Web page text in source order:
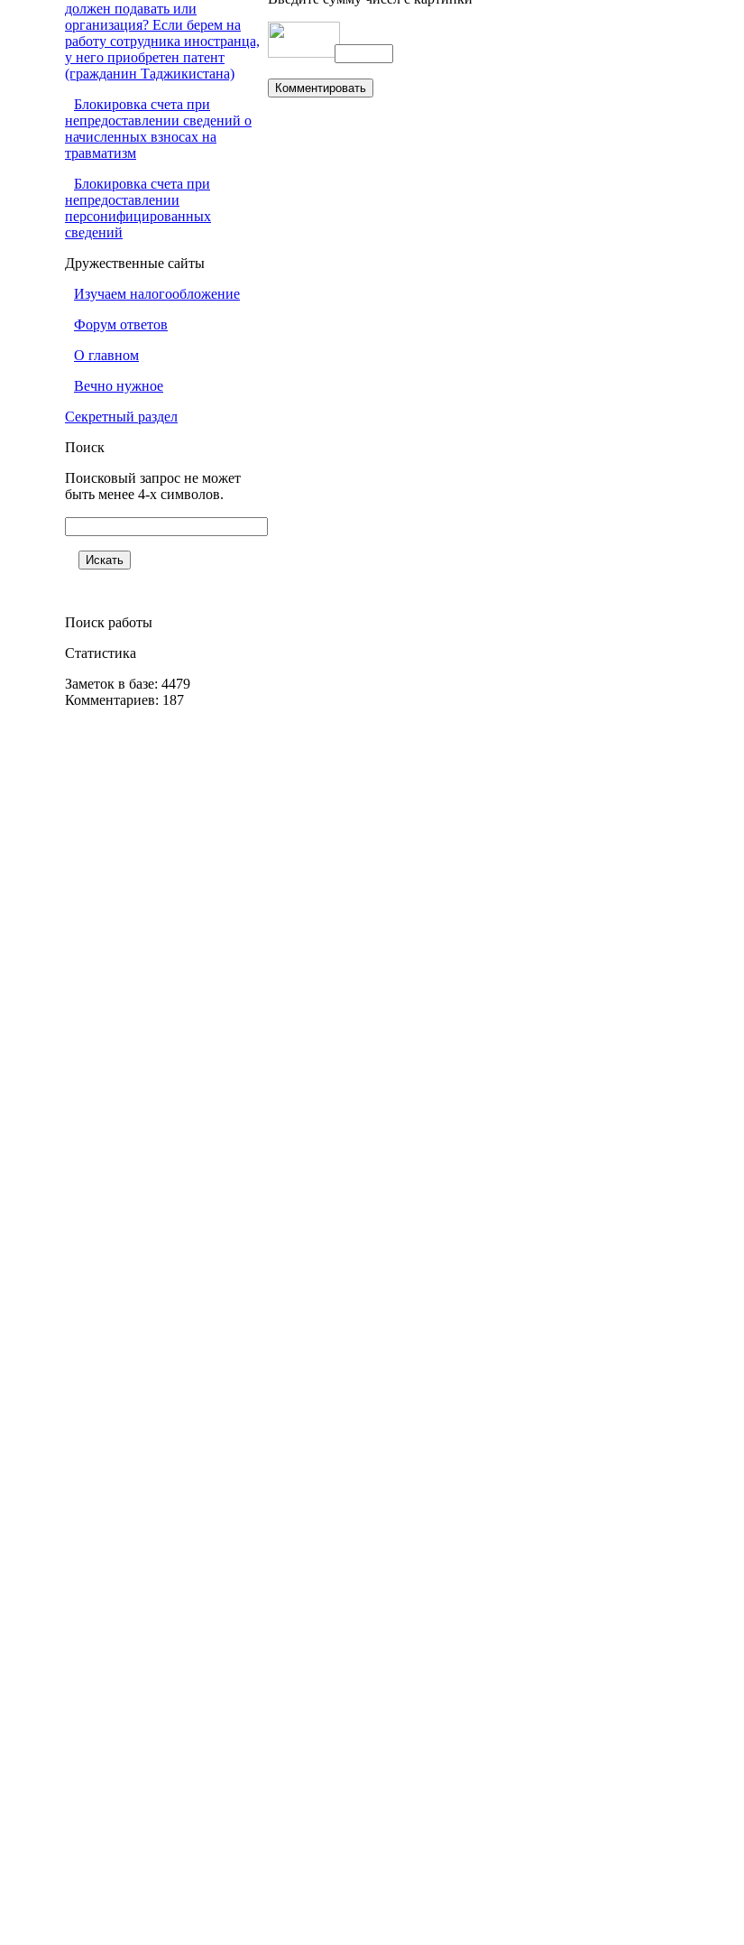
должен подавать или
организация? Если берем на
работу сотрудника иностранца,
у него приобретен патент
(гражданин Таджикистана)
Блокировка счета при
непредоставлении сведений о
начисленных взносах на
травматизм
Блокировка счета при
непредоставлении
персонифицированных
сведений
Дружественные сайты
Изучаем налогообложение
Форум ответов
О главном
Вечно нужное
Секретный раздел
Поиск
Поисковый запрос не может
быть менее 4-х символов.
Поиск работы
Статистика
Заметок в базе: 4479
Комментариев: 187